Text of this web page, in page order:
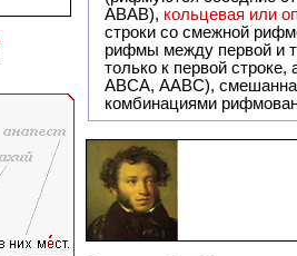
ABAB), кольцевая или
строки со смежной
рифмы между первой и
только к первой
ABCA, AABC), смешанная или вольная рифмовка (рифмовка в сложных строфах с различными
комбинациями